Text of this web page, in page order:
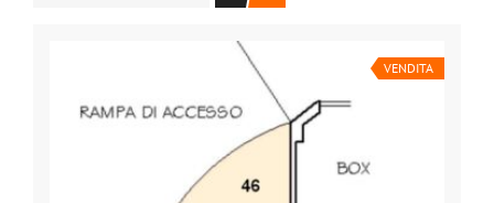
VENDITA